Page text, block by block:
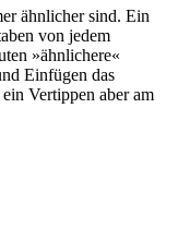
ähnlicher sind. Ein
von jedem
»ähnlichere«
Einfügen das
Vertippen aber am